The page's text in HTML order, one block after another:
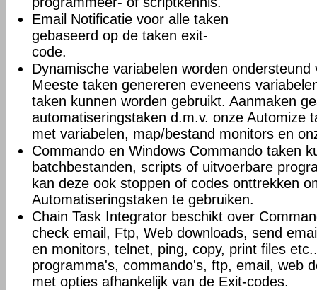
Email Notificatie voor alle taken
gebaseerd op de taken exit-
code.
Dynamische variabelen worden
Meeste taken genereren eveneens
taken kunnen worden gebruikt. Aanmaken
automatiseringstaken d.m.v. onze Automize
met variabelen, map/bestand monitors en
Commando en Windows Commando taken
batchbestanden, scripts of uitvoerbare
kan deze ook stoppen of codes onttrekken
Automatiseringstaken te gebruiken.
Chain Task Integrator beschikt over
check email, Ftp, Web downloads, send
en monitors, telnet, ping, copy, print files
programma's, commando's, ftp, email, web
met opties afhankelijk van de Exit-codes.